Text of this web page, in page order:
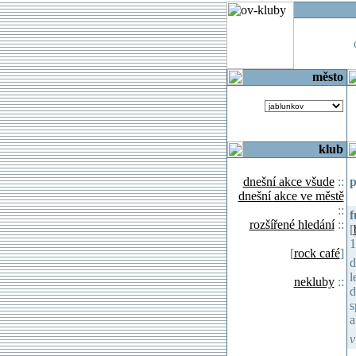
město
klub
dnešní akce všude::
dnešní akce ve městě
::
rozšířené hledání::
[rock café]
nekluby::
[